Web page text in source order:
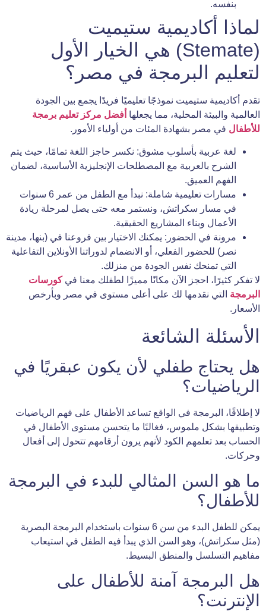
بنفسه.
لماذا أكاديمية ستيميت
(Stemate) هي الخيار الأول
لتعليم البرمجة في مصر؟
تقدم أكاديمية ستيميت نموذجًا تعليميًا فريدًا يجمع بين الجودة
العالمية والبيئة المحلية، مما يجعلها أفضل مركز تعليم برمجة
للأطفال في مصر بشهادة المئات من أولياء الأمور.
لغة عربية بأسلوب مشوق: نكسر حاجز اللغة تمامًا، حيث يتم
الشرح بالعربية مع المصطلحات الإنجليزية الأساسية، لضمان
الفهم العميق.
مسارات تعليمية شاملة: نبدأ مع الطفل من عمر 6 سنوات
في مسار سكراتش، ونستمر معه حتى يصل لمرحلة ريادة
الأعمال وبناء المشاريع الحقيقية.
مرونة في الحضور: يمكنك الاختيار بين فروعنا في (بنها، مدينة
نصر) للحضور الفعلي، أو الانضمام لدوراتنا الأونلاين التفاعلية
التي تمنحك نفس الجودة من منزلك.
لا تفكر كثيرًا، احجز الآن مكانًا مميزًا لطفلك معنا فيكورسات
البرمجة التي نقدمها لك على أعلى مستوى في مصر وبأرخص
الأسعار.
الأسئلة الشائعة
هل يحتاج طفلي لأن يكون عبقريًا في
الرياضيات؟
لا إطلاقًا، البرمجة في الواقع تساعد الأطفال على فهم الرياضيات
وتطبيقها بشكل ملموس، فغالبًا ما يتحسن مستوى الأطفال في
الحساب بعد تعلمهم الكود لأنهم يرون أرقامهم تتحول إلى أفعال
وحركات.
ما هو السن المثالي للبدء في البرمجة
للأطفال؟
يمكن للطفل البدء من سن 6 سنوات باستخدام البرمجة البصرية
(مثل سكراتش)، وهو السن الذي يبدأ فيه الطفل في استيعاب
مفاهيم التسلسل والمنطق البسيط.
هل البرمجة آمنة للأطفال على
الإنترنت؟